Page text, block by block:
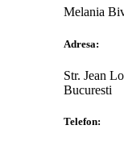
Melania
Adresa:
Str. Jean
Bucuresti
Telefon: